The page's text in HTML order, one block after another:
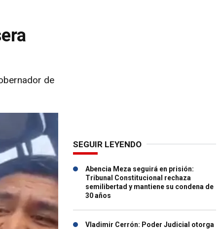
de
SEGUIR LEYENDO
Abencia Meza seguirá en prisión:
Tribunal Constitucional rechaza
semilibertad y mantiene su condena de
30 años
Vladimir Cerrón: Poder Judicial otorga